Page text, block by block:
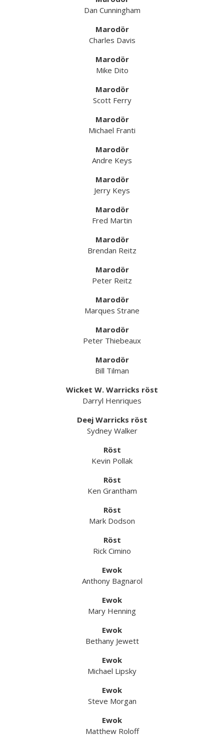
Dan Cunningham
Marodör
Charles Davis
Marodör
Mike Dito
Marodör
Scott Ferry
Marodör
Michael Franti
Marodör
Andre Keys
Marodör
Jerry Keys
Marodör
Fred Martin
Marodör
Brendan Reitz
Marodör
Peter Reitz
Marodör
Marques Strane
Marodör
Peter Thiebeaux
Marodör
Bill Tilman
Wicket W. Warricks röst
Darryl Henriques
Deej Warricks röst
Sydney Walker
Röst
Kevin Pollak
Röst
Ken Grantham
Röst
Mark Dodson
Röst
Rick Cimino
Ewok
Anthony Bagnarol
Ewok
Mary Henning
Ewok
Bethany Jewett
Ewok
Michael Lipsky
Ewok
Steve Morgan
Ewok
Matthew Roloff